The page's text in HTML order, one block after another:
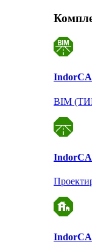
Indor
BIM
Indor
Indor